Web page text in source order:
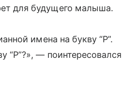
для будущего малыша.
имена на букву “Р”.
“Р”?», — поинтересовался